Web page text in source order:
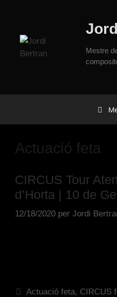
Mestre
Actuació feta
CIRCUS Tour
d’Horta | 10 de
12/18/2020 per Jordi
Actuació feta, CIRCUS